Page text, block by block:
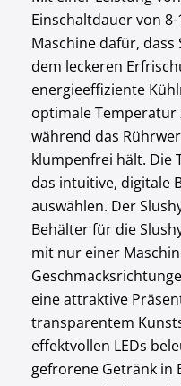
Einschaltdauer von
Maschine dafür,
dem leckeren
energieeffiziente
optimale Temperatur
während das
klumpenfrei hält. Die
das intuitive, digitale
auswählen. Der
Behälter für die
mit nur einer
eine attraktive
transparentem
effektvollen LEDs
gefrorene Getränk in